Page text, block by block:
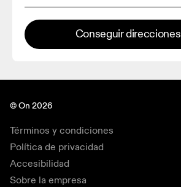
Conseguir direcciones
© On 2026
Términos y condiciones
Política de privacidad
Accesibilidad
Sobre la empresa